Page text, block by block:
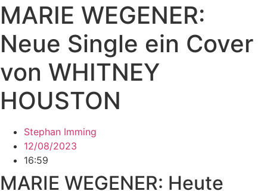
MARIE WEGENER:
Neue Single ein Cover
von WHITNEY
HOUSTON
Stephan Imming
12/08/2023
16:59
MARIE WEGENER: Heute